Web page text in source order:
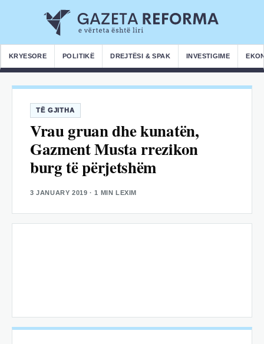
KRYESORE POLITIKË DREJTËSI & SPAK INVESTIGIME
TË GJITHA
Vrau gruan dhe kunatën,
Gazment Musta rrezikon
burg të përjetshëm
3 JANUARY 2019 · 1 MIN LEXIM